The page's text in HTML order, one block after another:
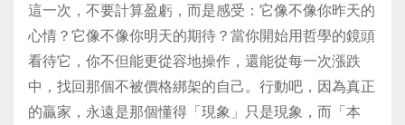
這一次，不要計算盈虧，而是感受：它像不像你昨天的
心情？它像不像你明天的期待？當你開始用哲學的鏡頭
看待它，你不但能更從容地操作，還能從每一次漲跌
中，找回那個不被價格綁架的自己。行動吧，因為真正
的贏家，永遠是那個懂得「現象」只是現象，而「本